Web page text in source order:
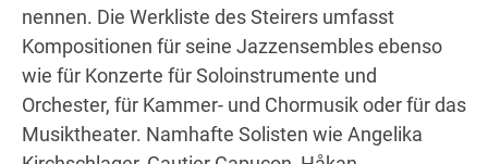
nennen. Die Werkliste des Steirers umfasst
Kompositionen für seine Jazzensembles ebenso
wie für Konzerte für Soloinstrumente und
Orchester, für Kammer- und Chormusik oder für das
Musiktheater. Namhafte Solisten wie Angelika